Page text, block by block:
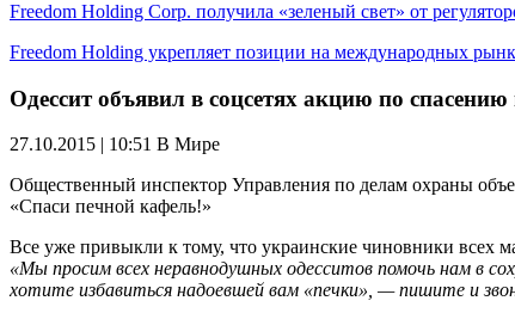
Freedom Holding Corp. получила «зеленый свет» от
Freedom Holding укрепляет позиции на международных
Одессит объявил в соцсетях акцию по
27.10.2015 | 10:51 В Мире
Общественный инспектор Управления по делам охраны
«Спаси печной кафель!»
Все уже привыкли к тому, что украинские чиновники всех
«Мы просим всех неравнодушных одесситов помочь нам в
хотите избавиться надоевшей вам «печки», — пишите и